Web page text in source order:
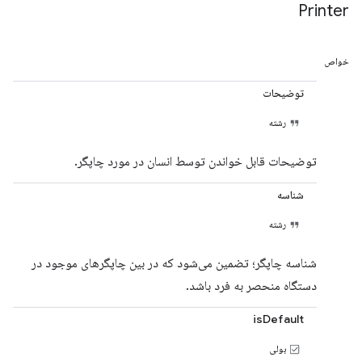
Printer
خواص
توضیحات
رشته
توضیحات قابل خواندن توسط انسان در مورد چاپگر.
شناسه
رشته
شناسه چاپگر؛ تضمین می‌شود که در بین چاپگرهای موجود در
دستگاه منحصر به فرد باشد.
isDefault
بولی